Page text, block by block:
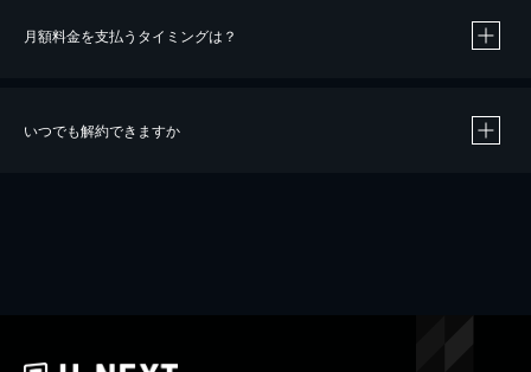
※40％ポイント還元の対象は、クレジットカード決済による作品の購入 / レンタルです。
iOSアプリのUコイン決済による作品の購入 / レンタルは、20％のポイント還元です。
月額料金を支払うタイミングは？
いつでも解約できますか